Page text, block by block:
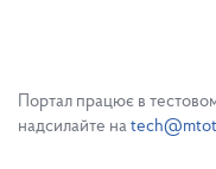
Портал працює в
надсилайте на